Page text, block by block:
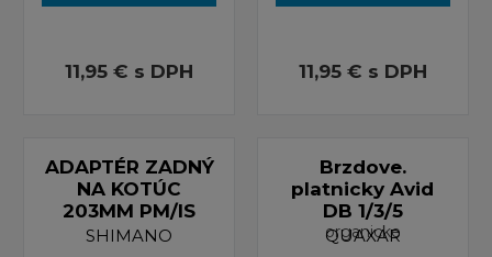
11,95 € s DPH 11,95 € s DPH
ADAPTÉR ZADNÝ
NA KOTÚC
203MM PM/IS
SHIMANO
Brzdove.
platnicky Avid
DB 1/3/5
organicke
QUAXAR